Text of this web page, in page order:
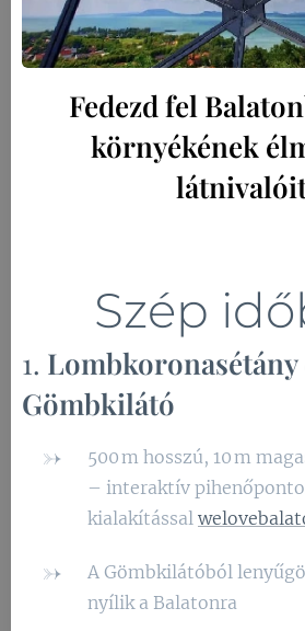
Fedezd fel
környékének
☀️ Szép
1.
Gömbkilátó
500 m hosszú, 10 m
– interaktív
kialakítással
A Gömbkilátóból
nyílik a Balatonra